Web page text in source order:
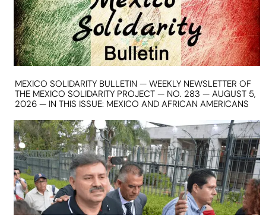
MEXICO SOLIDARITY BULLETIN — WEEKLY NEWSLETTER OF
THE MEXICO SOLIDARITY PROJECT — NO. 283 — AUGUST 5,
2026 — IN THIS ISSUE: MEXICO AND AFRICAN AMERICANS